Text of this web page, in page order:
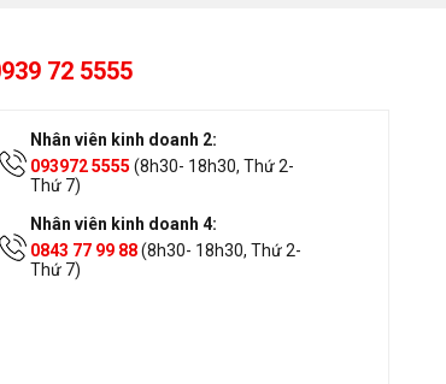
72 5555
Nhân viên kinh doanh 2:
093972 5555 (8h30- 18h30, Thứ 2-
Thứ 7)
Nhân viên kinh doanh 4:
0843 77 99 88(8h30- 18h30, Thứ 2-
Thứ 7)